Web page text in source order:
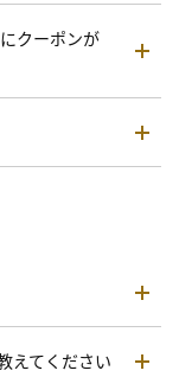
クーポンが
えてください